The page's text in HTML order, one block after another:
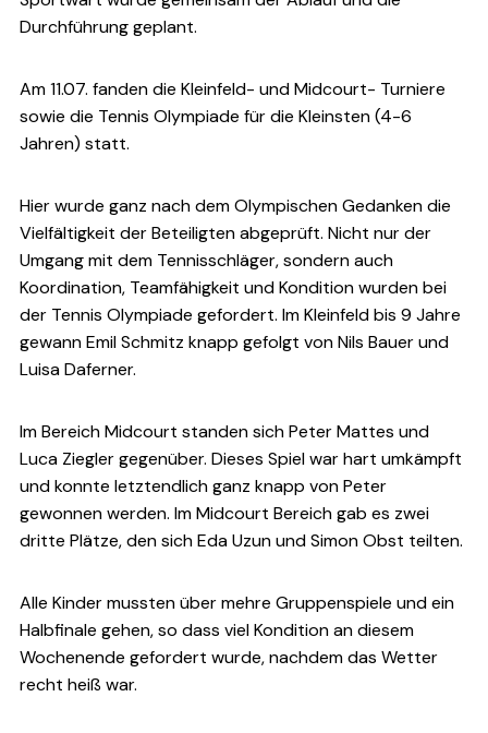
Durchführung geplant.
Am 11.07. fanden die Kleinfeld- und Midcourt- Turniere
sowie die Tennis Olympiade für die Kleinsten (4-6
Jahren) statt.
Hier wurde ganz nach dem Olympischen Gedanken die
Vielfältigkeit der Beteiligten abgeprüft. Nicht nur der
Umgang mit dem Tennisschläger, sondern auch
Koordination, Teamfähigkeit und Kondition wurden bei
der Tennis Olympiade gefordert. Im Kleinfeld bis 9 Jahre
gewann Emil Schmitz knapp gefolgt von Nils Bauer und
Luisa Daferner.
Im Bereich Midcourt standen sich Peter Mattes und
Luca Ziegler gegenüber. Dieses Spiel war hart umkämpft
und konnte letztendlich ganz knapp von Peter
gewonnen werden. Im Midcourt Bereich gab es zwei
dritte Plätze, den sich Eda Uzun und Simon Obst teilten.
Alle Kinder mussten über mehre Gruppenspiele und ein
Halbfinale gehen, so dass viel Kondition an diesem
Wochenende gefordert wurde, nachdem das Wetter
recht heiß war.